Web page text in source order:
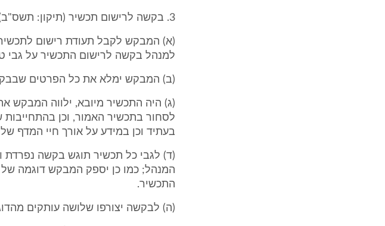
3. בקשה לרישום תכשיר (תיקון: תשס"ב)
(א) המבקש לקבל תעודת רישום
למנהל בקשה לרישום התכשיר על
(ב) המבקש ימלא את כל הפרטים
(ג) היה התכשיר מיובא, ילווה
לסחור בתכשיר האמור, וכן
בעתיד וכן במידע על אורך חיי המדף
(ד) לגבי כל תכשיר תוגש בקשה נפרדת
המנהל; כמו כן יספק המבקש דוגמה של
התכשיר.
(ה) לבקשה יצורפו שלושה עותקים